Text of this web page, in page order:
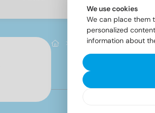
Parafusos
9287
We use cookies
We can place them
personalized
information about